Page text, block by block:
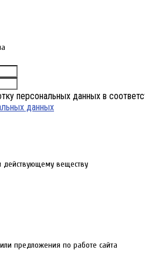
персональных данных в
данных
действующему веществу
предложения по работе сайта